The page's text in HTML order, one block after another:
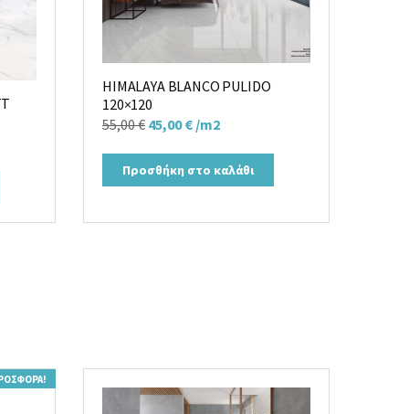
HIMALAYA BLANCO PULIDO
120×120
55,00€ Original
was:
55,00 €.
45,00€Η
τιμή
είναι:
/m2
Προσθήκη στο καλάθι